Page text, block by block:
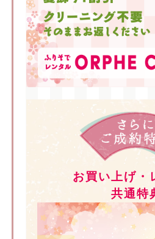
お買い上げ・
共通特